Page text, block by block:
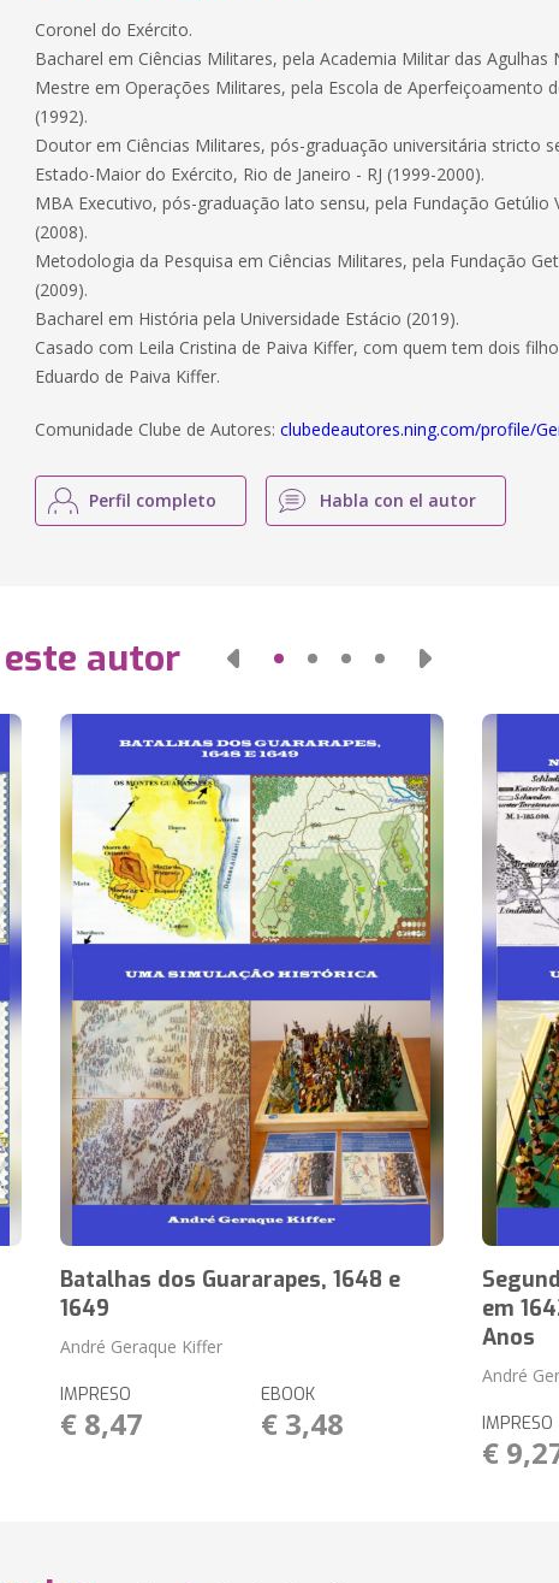
Coronel do Exército.
Bacharel em Ciências Militares, pela Academia Militar das Agulhas
Mestre em Operações Militares, pela Escola de Aperfeiçoamento
(1992).
Doutor em Ciências Militares, pós-graduação universitária stricto
Estado-Maior do Exército, Rio de Janeiro - RJ (1999-2000).
MBA Executivo, pós-graduação lato sensu, pela Fundação Getúlio
(2008).
Metodologia da Pesquisa em Ciências Militares, pela Fundação
(2009).
Bacharel em História pela Universidade Estácio (2019).
Casado com Leila Cristina de Paiva Kiffer, com quem tem dois
Eduardo de Paiva Kiffer.
Comunidade Clube de Autores:clubedeautores.ning.com/profile/
Perfil completo Habla con el autor
autor
Batalhas dos Guararapes, 1648 e
1649
André Geraque Kiffer
IMPRESO
€ 8,47
EBOOK
€ 3,48
em
Anos
André
IMPRESO
€